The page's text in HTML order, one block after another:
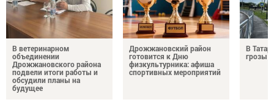
В ветеринарном
объединении
Дрожжановского района
подвели итоги работы и
обсудили планы на
будущее
Дрожжановский район
готовится к Дню
физкультурника: афиша
спортивных мероприятий
В
грозы